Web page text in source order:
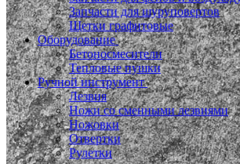
Запчасти для шуруповертов
Щетки графитовые
Оборудование
Бетоносмесители
Тепловые пушки
Ручной инструмент
Лезвия
Ножи со сменными лезвиями
Ножовки
Отвертки
Рулетки